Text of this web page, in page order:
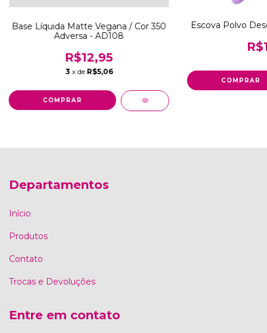
Base Líquida Matte Vegana / Cor 350
Adversa - AD108
R$12,95
3 x de R$5,06
Escova Polvo
Departamentos
Início
Produtos
Contato
Trocas e Devoluções
Entre em contato